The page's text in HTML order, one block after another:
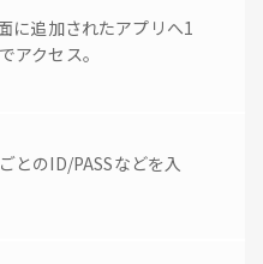
に追加されたアプリへ1
アクセス。
とのID/PASSなどを入